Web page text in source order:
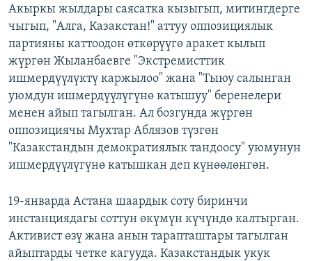
Акыркы жылдары саясатка кызыгып, митингдерге
чыгып, "Алга, Казакстан!" аттуу оппозициялык
партияны каттоодон өткөрүүгө аракет кылып
жүргөн Жыланбаевге "Экстремисттик
ишмердүүлүктү каржылоо" жана "Тыюу салынган
уюмдун ишмердүүлүгүнө катышуу" беренелери
менен айып тагылган. Ал бозгунда жүргөн
оппозициячы Мухтар Аблязов түзгөн
"Казакстандын демократиялык тандоосу" уюмунун
ишмердүүлүгүнө катышкан деп күнөөлөнгөн.
19-январда Астана шаардык соту биринчи
инстанциядагы соттун өкүмүн күчүндө калтырган.
Активист өзү жана анын тарапташтары тагылган
айыптарды четке кагууда. Казакстандык укук